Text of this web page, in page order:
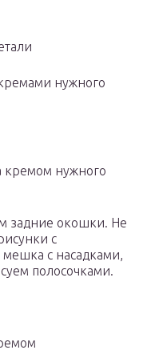
нужного
кремом нужного
задние окошки. Не
с
с насадками,
полосочками.